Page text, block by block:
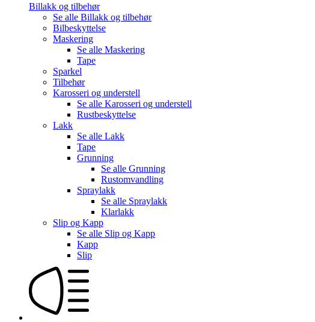
Billakk og tilbehør
Se alle Billakk og tilbehør
Bilbeskyttelse
Maskering
Se alle Maskering
Tape
Sparkel
Tilbehør
Karosseri og understell
Se alle Karosseri og understell
Rustbeskyttelse
Lakk
Se alle Lakk
Tape
Grunning
Se alle Grunning
Rustomvandling
Spraylakk
Se alle Spraylakk
Klarlakk
Slip og Kapp
Se alle Slip og Kapp
Kapp
Slip